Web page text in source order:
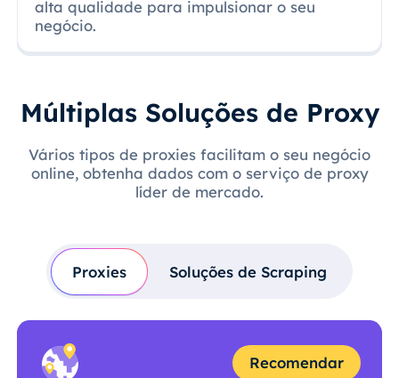
alta qualidade para impulsionar o seu
negócio.
Múltiplas Soluções de Proxy
Vários tipos de proxies facilitam o seu negócio
online, obtenha dados com o serviço de proxy
líder de mercado.
Proxies Soluções de Scraping
Recomendar